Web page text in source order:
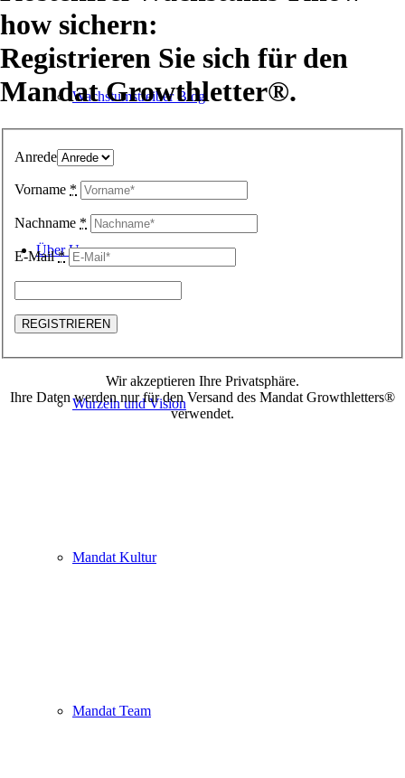
Wachstumstreiber Blog
Über Uns
Wurzeln und Vision
Mandat Kultur
Mandat Team
how sichern:
Registrieren Sie sich für den
Mandat Growthletter®.
Anrede
Vorname *
Nachname *
E-Mail*
Wir akzeptieren Ihre Privatsphäre.
Ihre Daten werden nur für den Versand des Mandat Growthletters®
verwendet.